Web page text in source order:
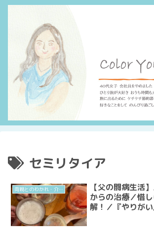
セミリタイア
両親とのわかれ・介護
【父の闘病生活
からの治療／惜
解！／『やりが